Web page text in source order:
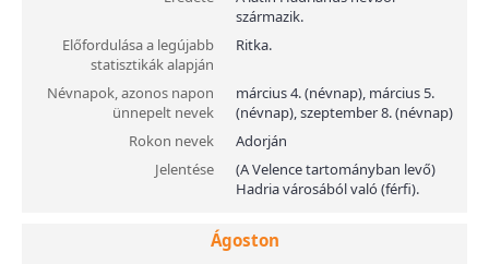
származik.
Előfordulása a legújabb
statisztikák alapján
Ritka.
Névnapok, azonos napon
ünnepelt nevek
március 4. (névnap), március 5.
(névnap), szeptember 8. (névnap)
Rokon nevek
Adorján
Jelentése
(A Velence tartományban levő)
Hadria városából való (férfi).
Ágoston